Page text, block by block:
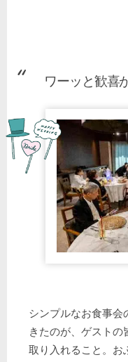
ワーッと歓喜
シンプルなお食事会
きたのが、ゲストの
取り入れること。お